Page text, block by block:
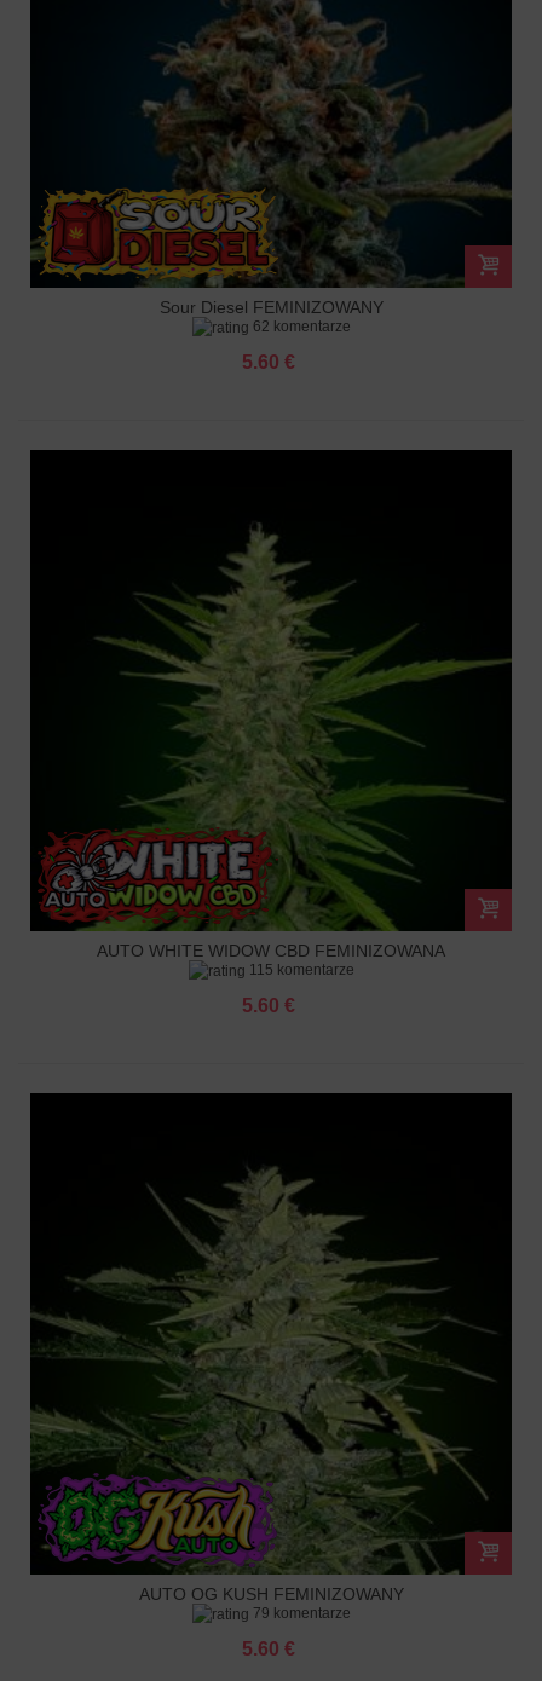
Sour Diesel FEMINIZOWANY
62 komentarze
5.60 €
AUTO WHITE WIDOW CBD FEMINIZOWANA
115 komentarze
5.60 €
AUTO OG KUSH FEMINIZOWANY
79 komentarze
5.60 €